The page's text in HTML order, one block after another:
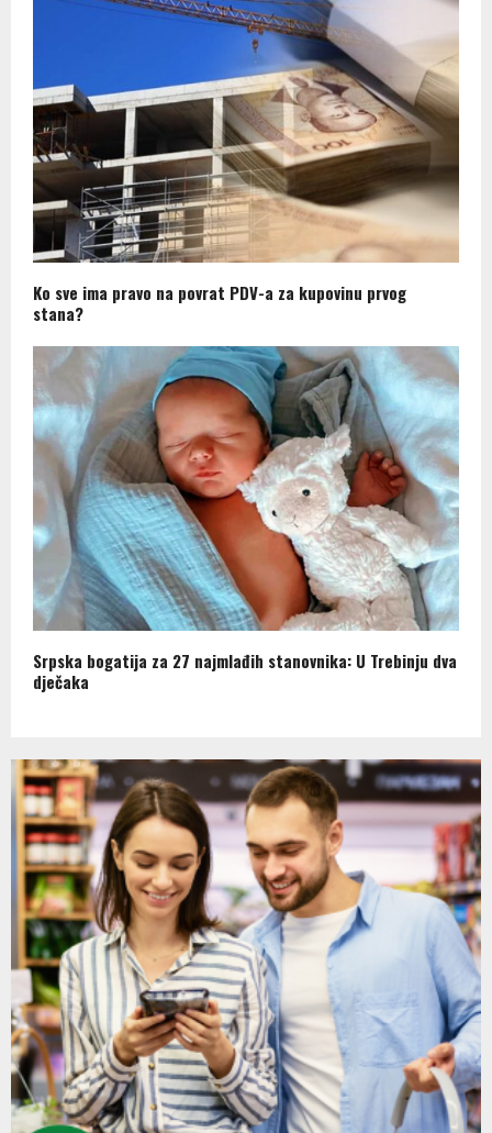
Ko sve ima pravo na povrat PDV-a za kupovinu prvog
stana?
Srpska bogatija za 27 najmlađih stanovnika: U Trebinju dva
dječaka